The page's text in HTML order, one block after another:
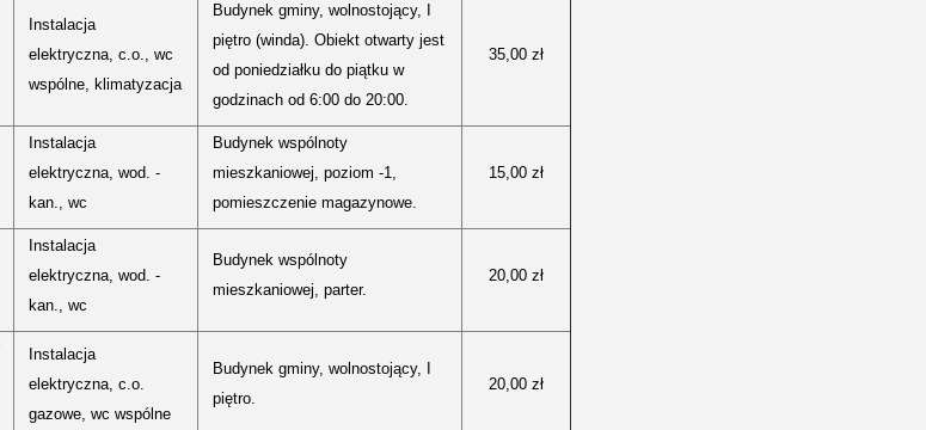
Instalacja
elektryczna, c.o., wc
wspólne, klimatyzacja
Budynek gminy, wolnostojący, I
piętro (winda). Obiekt otwarty jest
od poniedziałku do piątku w
godzinach od 6:00 do 20:00.
35,00 zł
Instalacja
elektryczna, wod. -
kan., wc
Budynek wspólnoty
mieszkaniowej, poziom -1,
pomieszczenie magazynowe.
15,00 zł
Instalacja
elektryczna, wod. -
kan., wc
Budynek wspólnoty
mieszkaniowej, parter.
20,00 zł
Instalacja
elektryczna, c.o.
gazowe, wc wspólne
Budynek gminy, wolnostojący, I
piętro.
20,00 zł